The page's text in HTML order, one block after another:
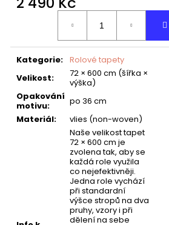
Kategorie: Rolové tapety
Velikost:
72 × 600 cm (šířka ×
výška)
Opakování
motivu:
po 36 cm
Materiál: vlies (non-woven)
Naše velikost tapet
72 × 600 cm je
zvolena tak, aby se
každá role využila
co nejefektivněji.
Jedna role vychází
při standardní
výšce stropů na dva
pruhy, vzory i při
dělení na sebe